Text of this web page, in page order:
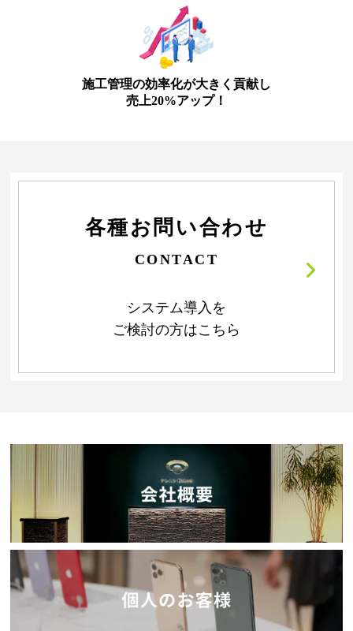
施工管理の効率化が大きく貢献し
売上20%アップ！
各種お問い合わせ
CONTACT
システム導入を
ご検討の方はこちら